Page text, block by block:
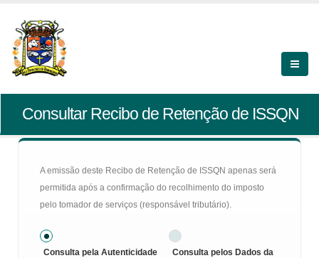
Consultar Recibo de Retenção de ISSQN
A emissão deste Recibo de Retenção de ISSQN apenas será
permitida após a confirmação do recolhimento do imposto
pelo tomador de serviços (responsável tributário).
Consulta pela Autenticidade
Consulta pelos Dados da